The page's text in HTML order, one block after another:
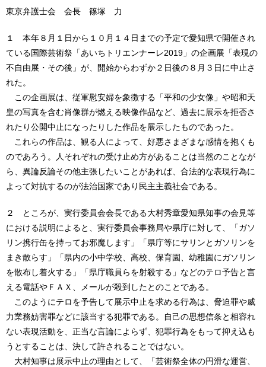
東京弁護士会 会長 篠塚 力
１ 本年８月１日から１０月１４日までの予定で愛知県で開催され
ている国際芸術祭「あいちトリエンナーレ2019」の企画展「表現の
不自由展・その後」が、開始からわずか２日後の８月３日に中止さ
れた。
この企画展は、従軍慰安婦を象徴する「平和の少女像」や昭和天
皇の写真を含む肖像群が燃える映像作品など、過去に展示を拒否さ
れたり公開中止になったりした作品を展示したものであった。
これらの作品は、観る人によって、好悪さまざまな感情を抱くも
のであろう。人それぞれの受け止め方があることは当然のことなが
ら、異論反論その他主張したいことがあれば、合法的な表現行為に
よって対抗するのが法治国家であり民主主義社会である。
２ ところが、実行委員会会長である大村秀章愛知県知事の会見等
における説明によると、実行委員会事務局や県庁に対して、「ガソ
リン携行缶を持ってお邪魔します」「県庁等にサリンとガソリンを
まき散らす」「県内の小中学校、高校、保育園、幼稚園にガソリン
を散布し着火する」「県庁職員らを射殺する」などのテロ予告と言
える電話やＦＡＸ、メールが殺到したとのことである。
このようにテロを予告して展示中止を求める行為は、脅迫罪や威
力業務妨害罪などに該当する犯罪である。自己の思想信条と相容れ
ない表現活動を、正当な言論によらず、犯罪行為をもって抑え込も
うとすることは、決して許されることではない。
大村知事は展示中止の理由として、「芸術祭全体の円滑な運営、